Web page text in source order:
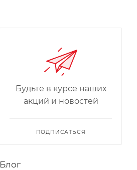
Будьте в курсе наших
акций и новостей
ПОДПИСАТЬСЯ
Блог